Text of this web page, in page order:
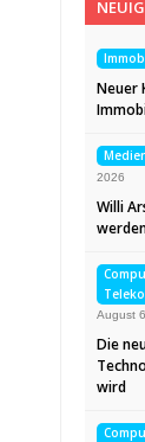
Neuer
2026
Willi
August
Die
wird